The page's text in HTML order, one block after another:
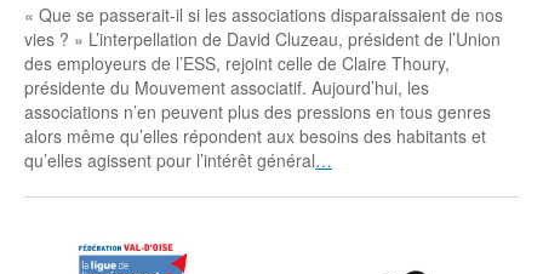
« Que se passerait-il si les associations disparaissaient de nos
vies ? » L’interpellation de David Cluzeau, président de l’Union
des employeurs de l’ESS, rejoint celle de Claire Thoury,
présidente du Mouvement associatif. Aujourd’hui, les
associations n’en peuvent plus des pressions en tous genres
alors même qu’elles répondent aux besoins des habitants et
qu’elles agissent pour l’intérêt général…